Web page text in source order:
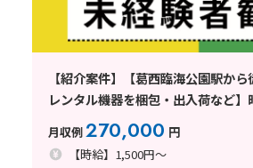
【紹介案件】【葛西臨海公園駅か
レンタル機器を梱包・出入荷など
専属/東京都江戸川区臨海町/土日休
本残業なし/男性多数活躍中！
月収例270,000 円
【時給】1,500円～